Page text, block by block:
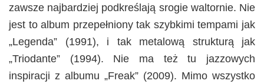
zawsze najbardziej podkreślają srogie waltornie. Nie
jest to album przepełniony tak szybkimi tempami jak
„Legenda” (1991), i tak metalową strukturą jak
„Triodante” (1994). Nie ma też tu jazzowych
inspiracji z albumu „Freak” (2009). Mimo wszystko